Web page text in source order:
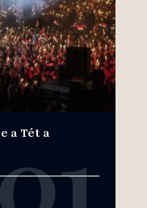
a Tét a